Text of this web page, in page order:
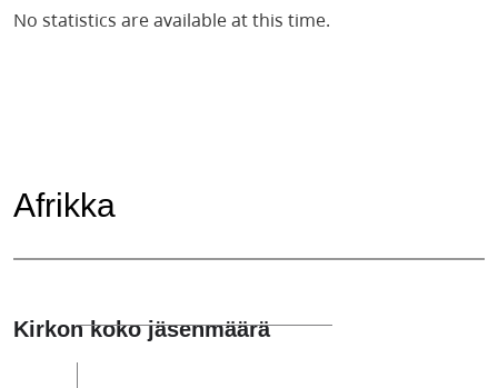
No statistics are available at this time.
Afrikka
Kirkon koko jäsenmäärä